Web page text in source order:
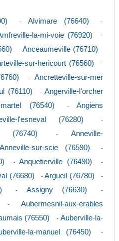
- Alvimare (76640) -
la-mi-voie (76920) -
-Anceaumeville (76710)
sur-hericourt (76560) -
-Ancretteville-sur-mer
(76110) -Angerville-l'orcher
martel (76540) -Angiens
l'esneval (76280) -
(76740) -Anneville-
Anneville-sur-scie (76590) -
-Anquetierville (76490) -
(76680) -Argueil (76780) -
- Assigny (76630) -
Aubermesnil-aux-erables
(76550) -Auberville-la-
la-manuel (76450) -